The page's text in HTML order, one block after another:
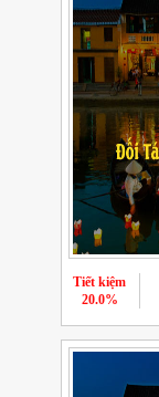
Tiết kiệm
20.0%